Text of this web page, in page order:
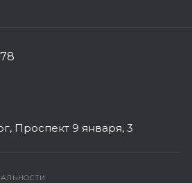
Проспект 9 января, 3